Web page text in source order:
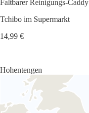
Faltbarer Reinigungs-Caddy
Tchibo im Supermarkt
14,99 €
Hohentengen